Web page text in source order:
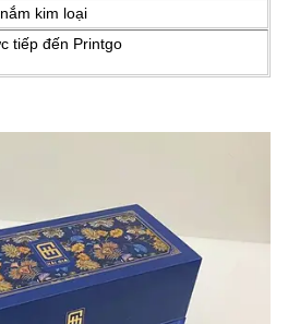
kim loại
tiếp đến Printgo